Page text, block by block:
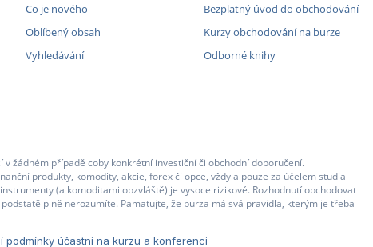
Co je nového
Oblíbený obsah
Vyhledávání
Bezplatný úvod do obchodování
Kurzy obchodování na burze
Odborné knihy
v žádném případě coby konkrétní investiční či obchodní doporučení.
produkty, komodity, akcie, forex či opce, vždy a pouze za účelem studia
(a komoditami obzvláště) je vysoce rizikové. Rozhodnutí obchodovat
plně nerozumíte. Pamatujte, že burza má svá pravidla, kterým je třeba
podmínky účastni na kurzu a konferenci